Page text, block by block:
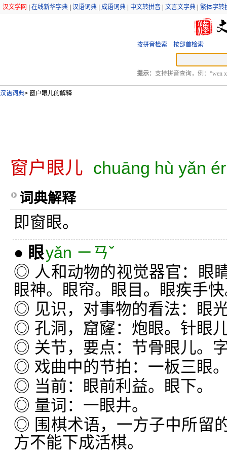
汉文学网 在线新华字典 汉语词典 成语词典 中文转拼音 文言文字典 繁体字转
按拼音检索 按部首检索
提示： 支持拼音查询，例：“wen
汉语词典> 窗户眼儿的解释
窗户眼儿 chuāng hù yǎn ér
词典解释
即窗眼。
● 眼yǎn ㄧㄢˇ
◎ 人和动物的视觉器官：眼
眼神。眼帘。眼目。眼疾手
◎ 见识，对事物的看法：眼
◎ 孔洞，窟窿：炮眼。针眼
◎ 关节，要点：节骨眼儿。
◎ 戏曲中的节拍：一板三眼
◎ 当前：眼前利益。眼下。
◎ 量词：一眼井。
◎ 围棋术语，一方子中所留
方不能下成活棋。